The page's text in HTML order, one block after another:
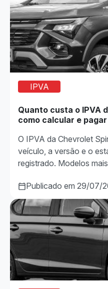
IPVA
Quanto custa o IPVA
como calcular e
O IPVA da Chevrolet
veículo, a versão e o
registrado. Modelos
Publicado em 29/07/